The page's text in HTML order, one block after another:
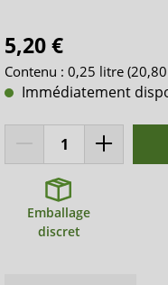
5,20 €
Contenu : 0,25 litre
Immédiatement
Emballage
discret